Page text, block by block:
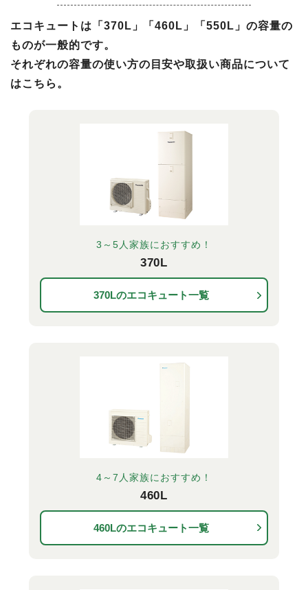
エコキュートは「370L」「460L」「550L」の容量の
ものが一般的です。
それぞれの容量の使い方の目安や取扱い商品について
はこちら。
3～5人家族におすすめ！
370L
370Lのエコキュート一覧
4～7人家族におすすめ！
460L
460Lのエコキュート一覧